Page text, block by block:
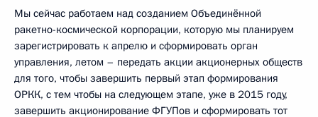
Мы сейчас работаем над созданием Объединённой
ракетно-космической корпорации, которую мы планируем
зарегистрировать к апрелю и сформировать орган
управления, летом – передать акции акционерных обществ
для того, чтобы завершить первый этап формирования
ОРКК, с тем чтобы на следующем этапе, уже в 2015 году,
завершить акционирование ФГУПов и сформировать тот